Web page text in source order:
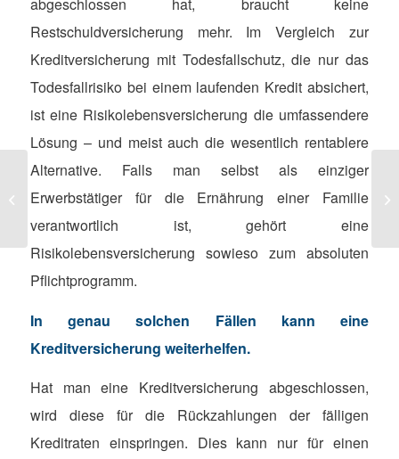
Restschuldversicherung mehr. Im Vergleich zur
Kreditversicherung mit Todesfallschutz, die nur das
Todesfallrisiko bei einem laufenden Kredit absichert,
ist eine Risikolebensversicherung die umfassendere
Lösung – und meist auch die wesentlich rentablere
Alternative. Falls man selbst als einziger
Erwerbstätiger für die Ernährung einer Familie
verantwortlich ist, gehört eine
Risikolebensversicherung sowieso zum absoluten
Pflichtprogramm.
In genau solchen Fällen kann eine
Kreditversicherung weiterhelfen.
Hat man eine Kreditversicherung abgeschlossen,
wird diese für die Rückzahlungen der fälligen
Kreditraten einspringen. Dies kann nur für einen
BPO-Business Process Outsourcing